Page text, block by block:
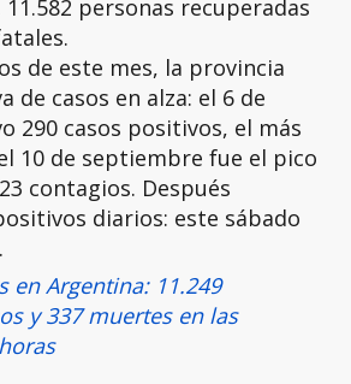
personas recuperadas
de este mes, la provincia
de casos en alza: el 6 de
290 casos positivos, el más
10 de septiembre fue el pico
contagios. Después
diarios: este sábado
en Argentina: 11.249
y 337 muertes en las